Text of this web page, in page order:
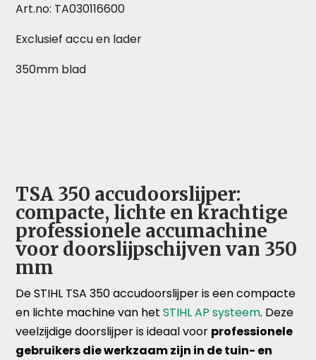
Art.no: TA030116600
Exclusief accu en lader
350mm blad
TSA 350 accudoorslijper:
compacte, lichte en krachtige
professionele accumachine
voor doorslijpschijven van 350
mm
De STIHL TSA 350 accudoorslijper is een compacte
en lichte machine van hetSTIHL AP systeem. Deze
veelzijdige doorslijper is ideaal voor professionele
gebruikers die werkzaam zijn in de tuin- en